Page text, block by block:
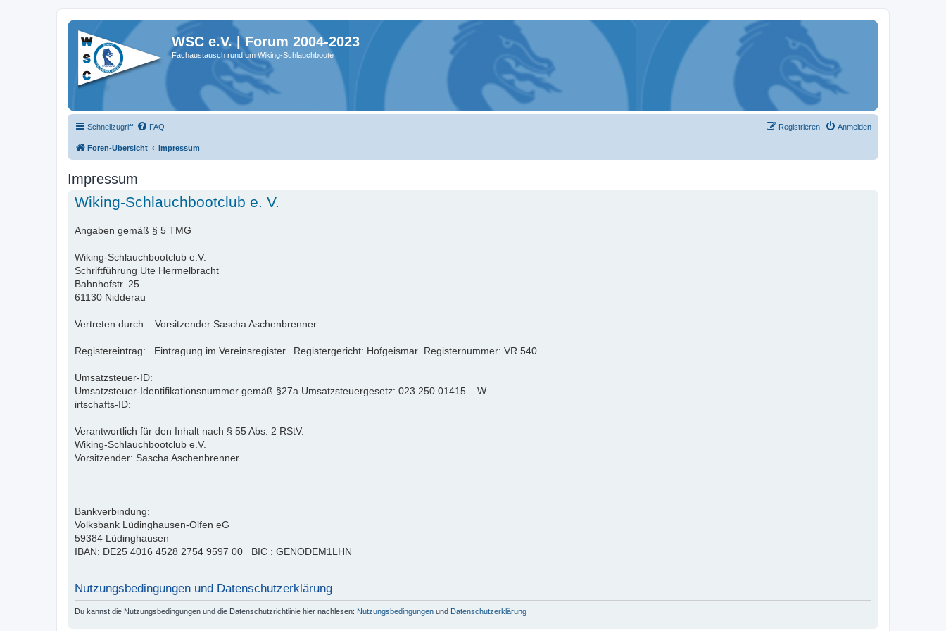
WSC e.V. | Forum 2004-2023
Fachaustausch rund um Wiking-Schlauchboote
Schnellzugriff FAQ Anmelden
Registrieren
Foren-Übersicht Impressum
Impressum
Wiking-Schlauchbootclub e. V.
Angaben gemäß § 5 TMG
Wiking-Schlauchbootclub e.V.
Schriftführung Ute Hermelbracht
Bahnhofstr. 25
61130 Nidderau
Vertreten durch: Vorsitzender Sascha Aschenbrenner
Registereintrag: Eintragung im Vereinsregister. Registergericht: Hofgeismar Registernummer: VR 540
Umsatzsteuer-ID:
Umsatzsteuer-Identifikationsnummer gemäß §27a Umsatzsteuergesetz: 023 250 01415 W
irtschafts-ID:
Verantwortlich für den Inhalt nach § 55 Abs. 2 RStV:
Wiking-Schlauchbootclub e.V.
Vorsitzender: Sascha Aschenbrenner
Bankverbindung:
Volksbank Lüdinghausen-Olfen eG
59384 Lüdinghausen
IBAN: DE25 4016 4528 2754 9597 00 BIC : GENODEM1LHN
Nutzungsbedingungen und Datenschutzerklärung
Du kannst die Nutzungsbedingungen und die Datenschutzrichtlinie hier nachlesen: Nutzungsbedingungen und Datenschutzerklärung